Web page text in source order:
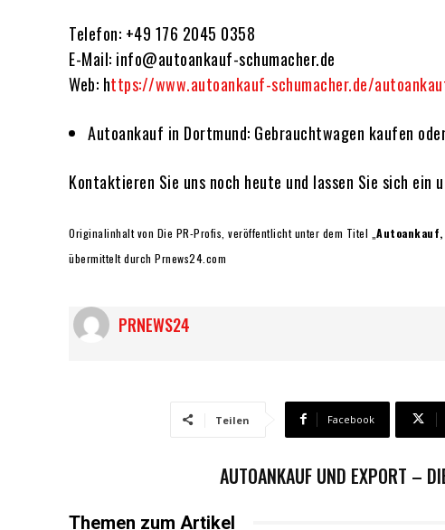
Telefon: +49 176 2045 0358
E-Mail: info@autoankauf-schumacher.de
Web: https://www.autoankauf-schumacher.de/
Autoankauf in Dortmund: Gebrauchtwagen kaufen
Kontaktieren Sie uns noch heute und lassen Sie sich ein
Originalinhalt von Die PR-Profis, veröffentlicht unter dem Titel „ Autoankauf,
übermittelt durch Prnews24.com
PRNEWS24
Teilen Facebook
AUTOANKAUF UND EXPORT –
Themen zum Artikel